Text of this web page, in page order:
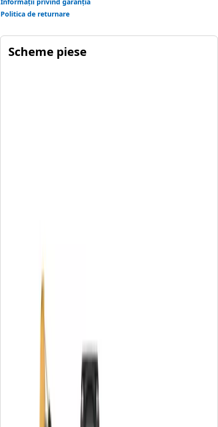
Politica de returnare
Scheme piese